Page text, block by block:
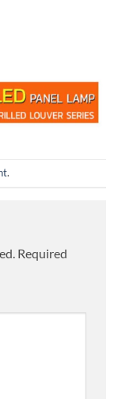
.
Required